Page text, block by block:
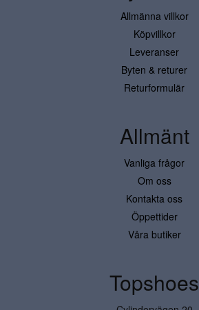
Allmänna villkor
Köpvillkor
Leveranser
Byten & returer
Returformulär
Allmänt
Vanliga frågor
Om oss
Kontakta oss
Öppettider
Våra butiker
Topshoes